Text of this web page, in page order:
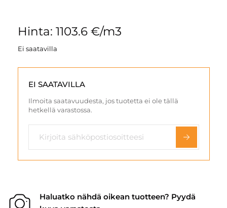
Hinta: 1103.6 €/m3
Ei saatavilla
EI SAATAVILLA
Ilmoita saatavuudesta, jos tuotetta ei ole tällä
hetkellä varastossa.
Haluatko nähdä oikean tuotteen? Pyydä